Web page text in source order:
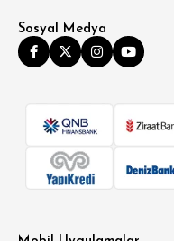
Sosyal Medya